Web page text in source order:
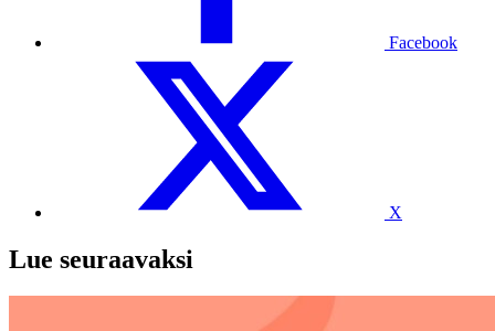
Facebook
X
Lue seuraavaksi